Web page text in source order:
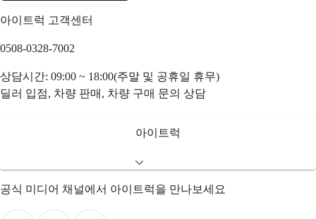
아이트럭 고객센터
0508-0328-7002
상담시간: 09:00 ~ 18:00(주말 및 공휴일 휴무)
딜러 입점, 차량 판매, 차량 구매 문의 상담
아이트럭
공식 미디어 채널에서 아이트럭을 만나보세요